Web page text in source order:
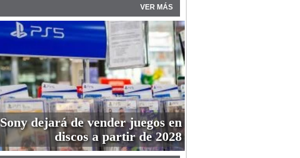
VER MÁS
Sony dejará de vender juegos en
discos a partir de 2028